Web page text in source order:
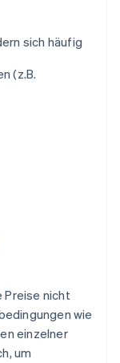
sich häufig
(z.B.
Preise nicht
wie
einzelner
um